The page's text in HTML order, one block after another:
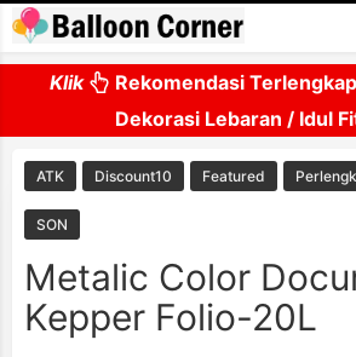
Skip to main content
Klik
Rekomendasi
Dekorasi Lebaran / Idul
ATK Discount10 Featured
SON
Metalic Color
Kepper Folio-20L